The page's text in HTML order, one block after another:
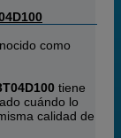
como
tiene
cuándo lo
calidad de